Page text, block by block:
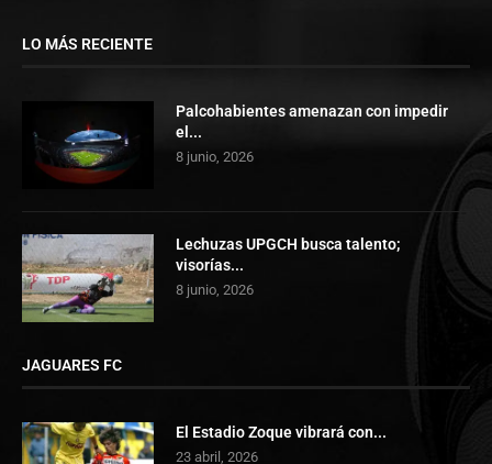
LO MÁS RECIENTE
Palcohabientes amenazan con impedir
el...
8 junio, 2026
Lechuzas UPGCH busca talento;
visorías...
8 junio, 2026
JAGUARES FC
El Estadio Zoque vibrará con...
23 abril, 2026